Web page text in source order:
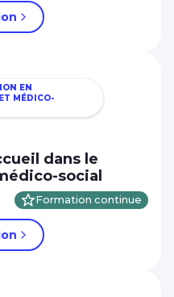
EN
MÉDICO-
dans le
social
Formation continue